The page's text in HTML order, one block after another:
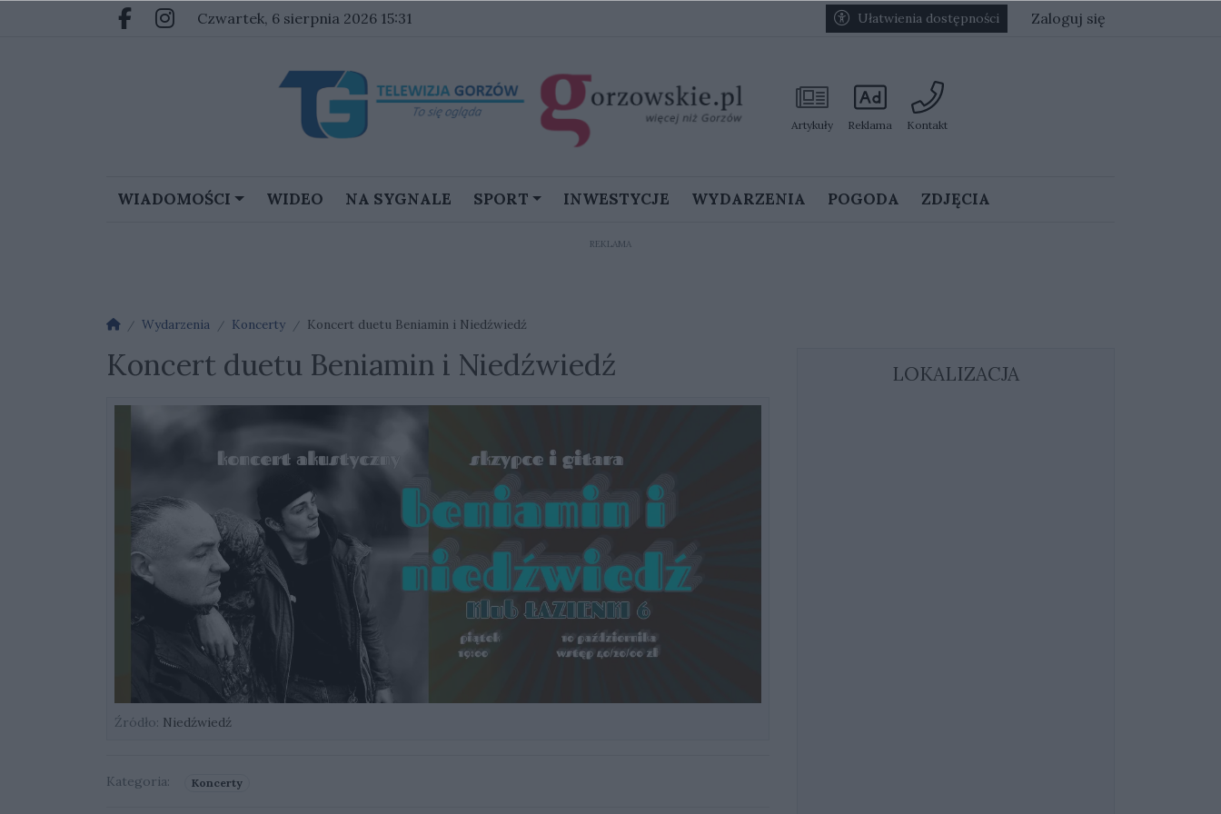
Przejdź do głównych treści
Przejdź do głównego menu
Facebook.com
Instagram.com
czwartek, 6 sierpnia 2026 15:31 Ułatwienia dostępności Zaloguj się
Artykuły Reklama Kontakt
WIADOMOŚCI WIDEO NA SYGNALE SPORT INWESTYCJE WYDARZENIA POGODA ZDJĘCIA
REKLAMA
Strona główna
Wydarzenia Koncerty Koncert duetu Beniamin i Niedźwiedź
Koncert duetu Beniamin i Niedźwiedź
Źródło: Niedźwiedź
Kategoria: Koncerty
LOKALIZACJA